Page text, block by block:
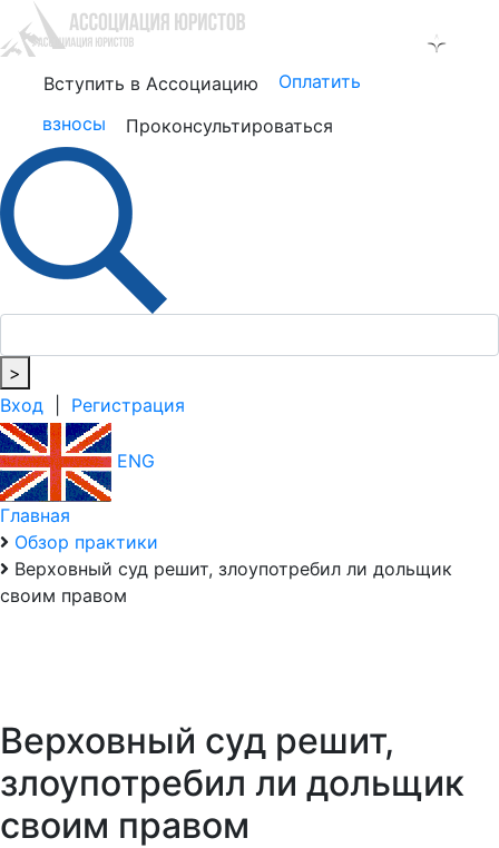
Вступить в Ассоциацию
Оплатить
взносы
Проконсультироваться
>
Вход
Регистрация
ENG
Главная
Обзор практики
Верховный суд решит, злоупотребил ли дольщик
своим правом
Верховный суд решит,
злоупотребил ли дольщик
своим правом